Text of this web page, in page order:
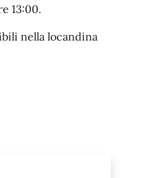
13:00.
nella locandina